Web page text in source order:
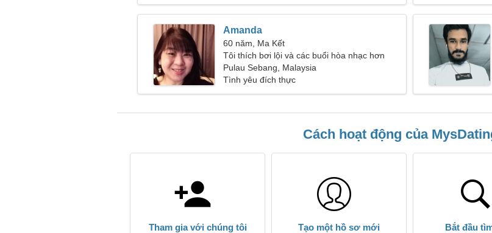
Amanda
60 năm, Ma Kết
Tôi thích bơi lội và các buổi hòa nhạc hơn
Pulau Sebang, Malaysia
Tình yêu đích thực
Cách hoạt động của
Tham gia với chúng tôi Tạo một hồ sơ mới Bắt đầu